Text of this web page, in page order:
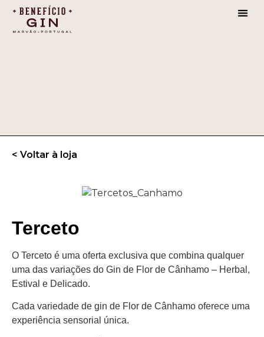
< Voltar à loja
Terceto
O Terceto é uma oferta exclusiva que combina qualquer
uma das variações do Gin de Flor de Cânhamo – Herbal,
Estival e Delicado.
Cada variedade de gin de Flor de Cânhamo oferece uma
experiência sensorial única.